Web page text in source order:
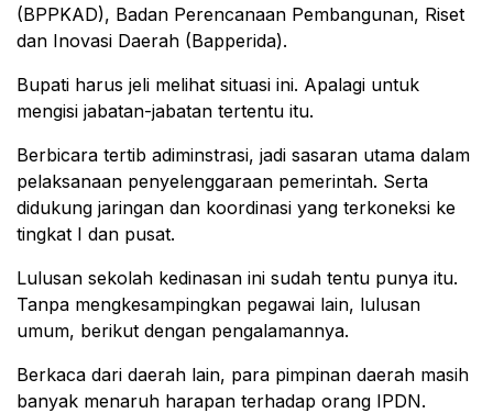
(BPPKAD), Badan Perencanaan Pembangunan, Riset
dan Inovasi Daerah (Bapperida).
Bupati harus jeli melihat situasi ini. Apalagi untuk
mengisi jabatan-jabatan tertentu itu.
Berbicara tertib adiminstrasi, jadi sasaran utama dalam
pelaksanaan penyelenggaraan pemerintah. Serta
didukung jaringan dan koordinasi yang terkoneksi ke
tingkat I dan pusat.
Lulusan sekolah kedinasan ini sudah tentu punya itu.
Tanpa mengkesampingkan pegawai lain, lulusan
umum, berikut dengan pengalamannya.
Berkaca dari daerah lain, para pimpinan daerah masih
banyak menaruh harapan terhadap orang IPDN.